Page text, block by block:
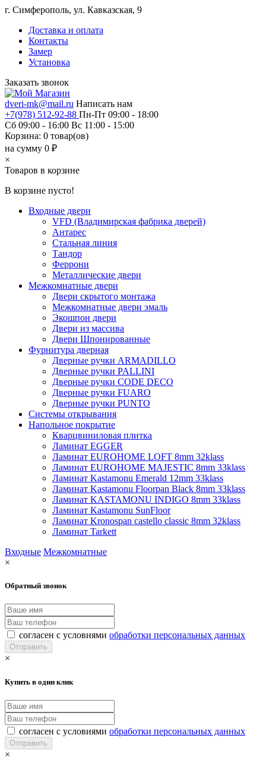
г. Симферополь, ул. Кавказская, 9
Доставка и оплата
Контакты
Замер
Установка
Заказать звонок
dveri-mk@mail.ru Написать нам
+7(978) 512-92-88 Пн-Пт 09:00 - 18:00
Сб 09:00 - 16:00 Вс 11:00 - 15:00
Корзина: 0 товар(ов)
на сумму 0 ₽
×
Товаров в корзине
В корзине пусто!
Входные двери
VFD (Владимирская фабрика дверей)
Антарес
Стальная линия
Тандор
Феррони
Металлические двери
Межкомнатные двери
Двери скрытого монтажа
Межкомнатные двери эмаль
Экошпон двери
Двери из массива
Двери Шпонированные
Фурнитура дверная
Дверные ручки ARMADILLO
Дверные ручки PALLINI
Дверные ручки CODE DECO
Дверные ручки FUARO
Дверные ручки PUNTO
Системы открывания
Напольное покрытие
Кварцвиниловая плитка
Ламинат EGGER
Ламинат EUROHOME LOFT 8mm 32klass
Ламинат EUROHOME MAJESTIC 8mm 33klass
Ламинат Kastamonu Emerald 12mm 33klass
Ламинат Kastamonu Floorpan Black 8mm 33klass
Ламинат KASTAMONU INDIGO 8mm 33klass
Ламинат Kastamonu SunFloor
Ламинат Kronospan castello classic 8mm 32klass
Ламинат Tarkett
Входные Межкомнатные
×
Обратный звонок
согласен с условиями обработки персональных данных
×
Купить в один клик
согласен с условиями обработки персональных данных
×